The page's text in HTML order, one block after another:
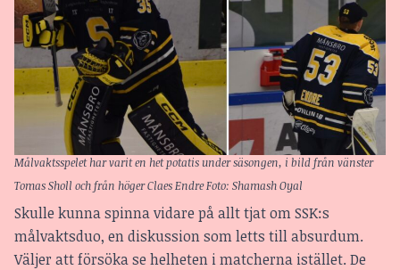
Målvaktsspelet har varit en het potatis under säsongen, i bild från vänster
Tomas Sholl och från höger Claes Endre Foto: Shamash Oyal
Skulle kunna spinna vidare på allt tjat om SSK:s
målvaktsduo, en diskussion som letts till absurdum.
Väljer att försöka se helheten i matcherna istället. De